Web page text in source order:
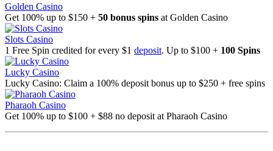
Golden Casino
Get 100% up to $150 + 50 bonus spins at Golden Casino
Slots Casino
1 Free Spin credited for every $1 deposit. Up to $100 + 100 Spins
Lucky Casino
Lucky Casino: Claim a 100% deposit bonus up to $250 + free spins
Pharaoh Casino
Get 100% up to $100 + $88 no deposit at Pharaoh Casino